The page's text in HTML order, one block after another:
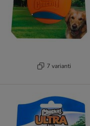
7 varianti